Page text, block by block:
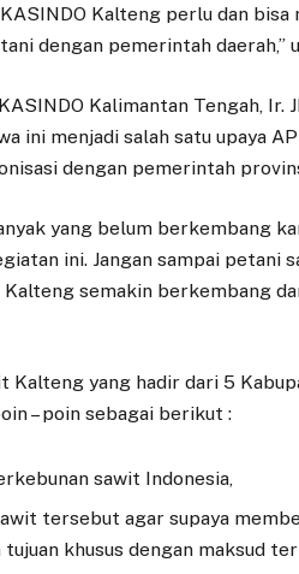
Kalteng perlu dan
dengan pemerintah daerah,”
Kalimantan Tengah, Ir.
ini menjadi salah satu upaya
dengan pemerintah
yang belum berkembang
ini. Jangan sampai petani
semakin berkembang
Kalteng yang hadir dari 5
– poin sebagai berikut :
sawit Indonesia,
tersebut agar supaya
khusus dengan maksud